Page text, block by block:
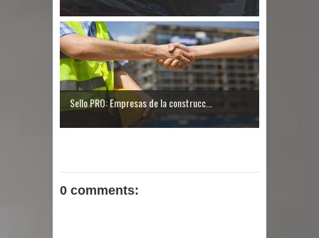
Sello PRO: Empresas de la construcc...
0 comments: